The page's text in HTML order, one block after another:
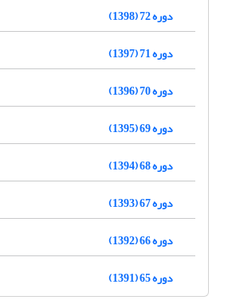
دوره 72 (1398)
دوره 71 (1397)
دوره 70 (1396)
دوره 69 (1395)
دوره 68 (1394)
دوره 67 (1393)
دوره 66 (1392)
دوره 65 (1391)